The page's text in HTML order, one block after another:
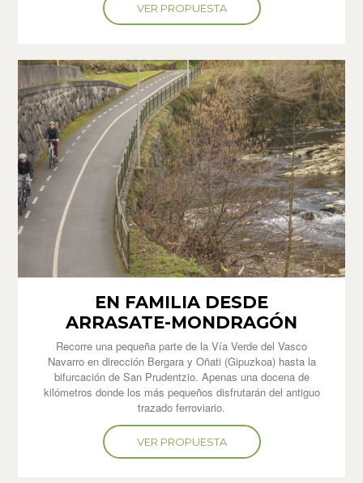
VER PROPUESTA
EN FAMILIA DESDE
ARRASATE-MONDRAGÓN
Recorre una pequeña parte de la Vía Verde del Vasco
Navarro en dirección Bergara y Oñati (Gipuzkoa) hasta la
bifurcación de San Prudentzio. Apenas una docena de
kilómetros donde los más pequeños disfrutarán del antiguo
trazado ferroviario.
VER PROPUESTA